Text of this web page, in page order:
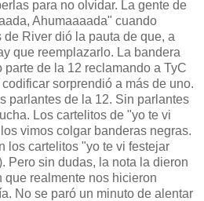
para no olvidar. La gente de
Ahumaaaada" cuando
River dió la pauta de que, a
que reemplazarlo. La bandera
de la 12 reclamando a TyC
sorprendió a más de uno.
parlantes de la 12. Sin parlantes
Los cartelitos de "yo te vi
vimos colgar banderas negras.
los cartelitos "yo te vi festejar
Pero sin dudas, la nota la dieron
que realmente nos hicieron
No se paró un minuto de alentar